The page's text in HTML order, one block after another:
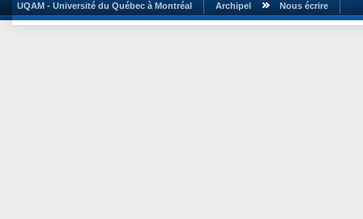
UQAM - Université du Québec à Montréal Archipel Nous écrire